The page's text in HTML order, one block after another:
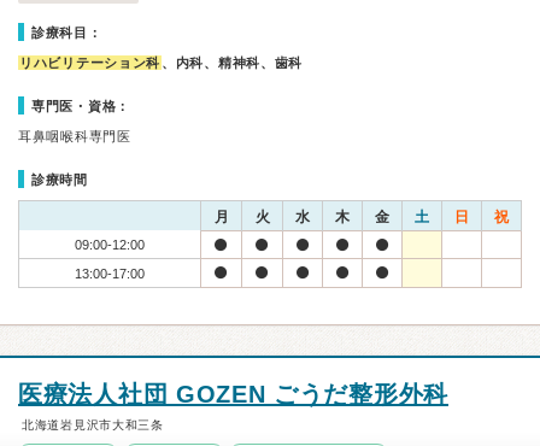
診療科目：
リハビリテーション科 、内科、精神科、歯科
専門医・資格：
耳鼻咽喉科専門医
診療時間
月 火 水 木 金 土 日 祝
09:00-12:00
13:00-17:00
医療法人社団 GOZEN ごうだ整形外科
北海道岩見沢市大和三条